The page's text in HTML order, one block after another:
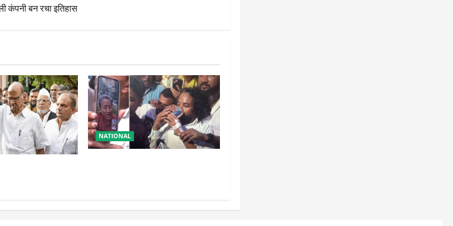
कंपनी बन रचा इतिहास
NATIONAL